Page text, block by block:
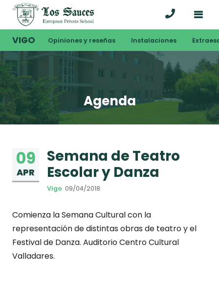
VIGO Opiniones y reseñas Instalaciones
Agenda
09
APR
Semana de Teatro
Escolar y Danza
Vigo 09/04/2018
Comienza la Semana Cultural con la
representación de distintas obras de teatro y el
Festival de Danza. Auditorio Centro Cultural
Valladares.